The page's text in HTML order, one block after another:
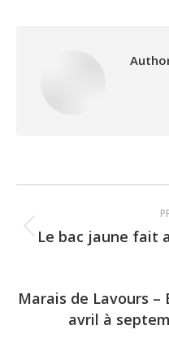
navigation
Le bac jaune fait
Marais de Lavours
avril à